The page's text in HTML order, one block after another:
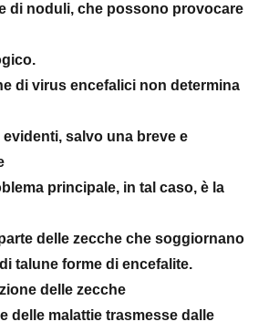
di noduli, che possono provocare
di virus encefalici non determina
salvo una breve e
principale, in tal caso, è la
delle zecche che soggiornano
talune forme di encefalite.
delle zecche
delle malattie trasmesse dalle